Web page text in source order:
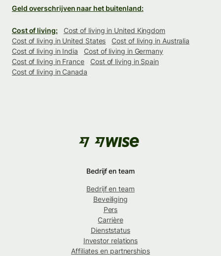
Geld overschrijven naar het buitenland:
Cost of living:
Cost of living in United Kingdom
Cost of living in United States
Cost of living in Australia
Cost of living in India
Cost of living in Germany
Cost of living in France
Cost of living in Spain
Cost of living in Canada
Bedrijf en team
Bedrijf en team
Beveiliging
Pers
Carrière
Dienststatus
Investor relations
Affiliates en partnerships